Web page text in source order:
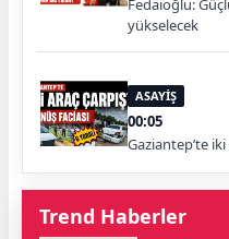
Fedaioğlu:
yükselecek
ASAYİŞ
00:05
Gaziantep’te iki
Trend Haberler